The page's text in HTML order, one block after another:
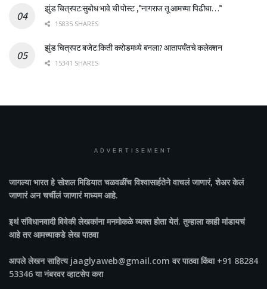
झुंड चित्रपट:सुबोध भावे ची पोस्ट ,”नागराज तू आमच्या पिढीचा…”
15835 SHARES
झुंड चित्रपट बजेट:किती करोडमध्ये बनला? आतापर्यँतचे कलेक्शन
15341 SHARES
ADVERTISEMENT
जागल्या भारतहे सोशल मिडियात चळवळींच विश्वासार्हतेने वाचलं जाणारं, शेअर केलं
जाणारं अन चर्चीलं जाणारं माध्यम आहे.
इथं संविधानवादी विवेकी लेखकांना मनमोकळे व्यक्त होता येतं. तुम्हाला काही मांडायचं
आहे तर आमच्याकडे लेख पाठवा
आपले लेखन साहित्य jaaglyaweb@gmail.com वर पाठवा किंवा +91 88284
53346 या नंबरवर व्हाटसेप करा